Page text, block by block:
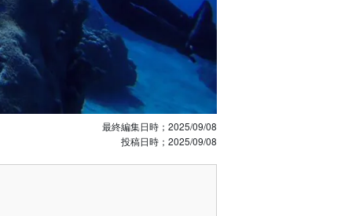
最終編集日時； 2025/09/08
投稿日時； 2025/09/08